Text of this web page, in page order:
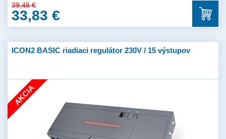
39,48 €
33,83 €
ICON2 BASIC riadiaci regulátor 230V / 15 výstupov
AKCIA